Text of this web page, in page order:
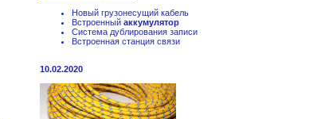
Новый грузонесущий кабель
Встроенный аккумулятор
Система дублирования записи
Встроенная станция связи
10.02.2020